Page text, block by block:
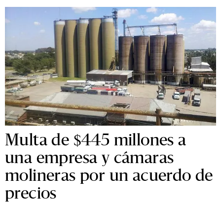
Multa de $445 millones a
una empresa y cámaras
molineras por un acuerdo de
precios